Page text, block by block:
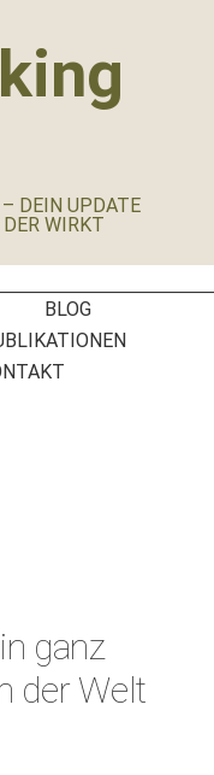
DEIN UPDATE
WIRKT
BLOG
ganz
der Welt